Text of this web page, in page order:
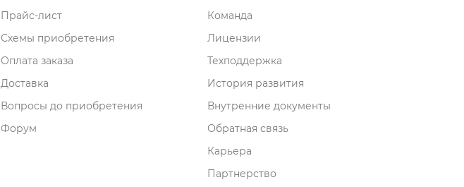
Прайс-лист
Схемы приобретения
Оплата заказа
Доставка
опросы до приобретения
Форум
Команда
Лицензии
Техподдержка
История развития
нутренние документы
Обратная связь
Карьера
Партнерство